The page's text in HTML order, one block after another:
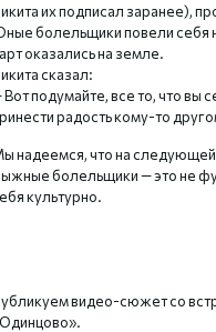
их подписал заранее),
болельщики повели себя
оказались на земле.
сказал:
Вот подумайте, все то, что вы
радость кому-то
надеемся, что на следующей
болельщики — это не
культурно.
видео-сюжет со